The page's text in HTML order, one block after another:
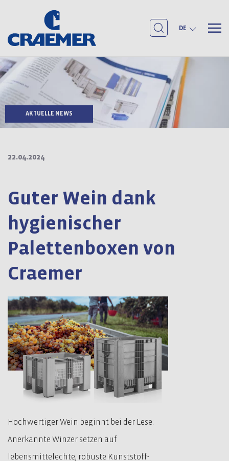
DE
AKTUELLE NEWS
22.04.2024
Guter Wein dank
hygienischer
Palettenboxen von
Craemer
Hochwertiger Wein beginnt bei der Lese:
Anerkannte Winzer setzen auf
lebensmittelechte, robuste Kunststoff-